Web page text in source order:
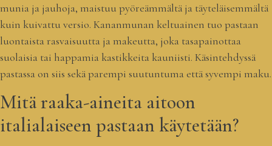
munia ja jauhoja, maistuu pyöreämmältä ja täyteläisemmältä
kuin kuivattu versio. Kananmunan keltuainen tuo pastaan
luontaista rasvaisuutta ja makeutta, joka tasapainottaa
suolaisia tai happamia kastikkeita kauniisti. Käsintehdyssä
pastassa on siis sekä parempi suutuntuma että syvempi maku.
Mitä raaka-aineita aitoon
italialaiseen pastaan käytetään?